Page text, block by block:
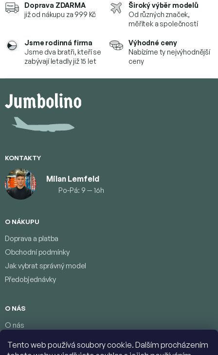
Tento web používá soubory cookie. Dalším procházením
Doprava ZDARMA
již od nákupu za 999 Kč
Široký výběr modelů
Od různých značek,
měřítek a společností
Jsme rodinná firma
Jsme dva bratři, kteří se
zabývají letadly již 15 let
Výhodné ceny
Nabízíme ty nejvýhodnější
ceny
p
KONTAKTY
Milan Lemfeld
Po-Pá: 9 — 16h
O NÁKUPU
Doprava a platba
Obchodní podmínky
Jak vybrat správný model
Předobjednávky
O NÁS
O nás
Podmínky ochrany osobních údajů